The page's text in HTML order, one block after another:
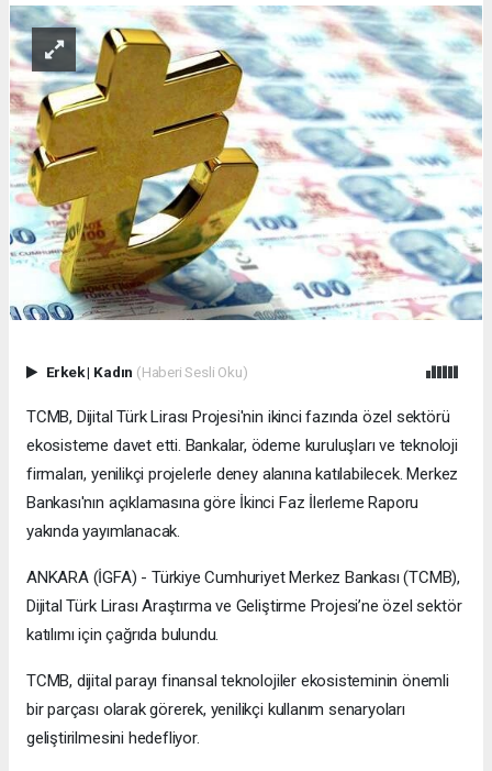
Erkek| Kadın (Haberi Sesli Oku)
TCMB, Dijital Türk Lirası Projesi'nin ikinci fazında özel sektörü
ekosisteme davet etti. Bankalar, ödeme kuruluşları ve teknoloji
firmaları, yenilikçi projelerle deney alanına katılabilecek. Merkez
Bankası'nın açıklamasına göre İkinci Faz İlerleme Raporu
yakında yayımlanacak.
ANKARA (İGFA) - Türkiye Cumhuriyet Merkez Bankası (TCMB),
Dijital Türk Lirası Araştırma ve Geliştirme Projesi’ne özel sektör
katılımı için çağrıda bulundu.
TCMB, dijital parayı finansal teknolojiler ekosisteminin önemli
bir parçası olarak görerek, yenilikçi kullanım senaryoları
geliştirilmesini hedefliyor.